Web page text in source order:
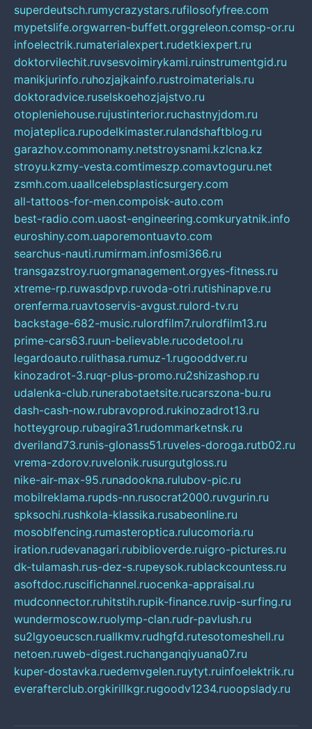
superdeutsch.rumycrazystars.rufilosofyfree.com
mypetslife.orgwarren-buffett.orggreleon.comsp-or.ru
infoelectrik.rumaterialexpert.rudetkiexpert.ru
doktorvilechit.ruvsesvoimirykami.ruinstrumentgid.ru
manikjurinfo.ruhozjajkainfo.rustroimaterials.ru
doktoradvice.ruselskoehozjajstvo.ru
otopleniehouse.rujustinterior.ruchastnyjdom.ru
mojateplica.rupodelkimaster.rulandshaftblog.ru
garazhov.commonamy.netstroysnami.kzlcna.kz
stroyu.kzmy-vesta.comtimeszp.comavtoguru.net
zsmh.com.uaallcelebsplasticsurgery.com
all-tattoos-for-men.compoisk-auto.com
best-radio.com.uaost-engineering.comkuryatnik.info
euroshiny.com.uaporemontuavto.com
searchus-nauti.rumirmam.infosmi366.ru
transgazstroy.ruorgmanagement.orgyes-fitness.ru
xtreme-rp.ruwasdpvp.ruvoda-otri.rutishinapve.ru
orenferma.ruavtoservis-avgust.rulord-tv.ru
backstage-682-music.rulordfilm7.rulordfilm13.ru
prime-cars63.ruun-believable.rucodetool.ru
legardoauto.rulithasa.rumuz-1.rugooddver.ru
kinozadrot-3.ruqr-plus-promo.ru2shizashop.ru
udalenka-club.runerabotaetsite.rucarszona-bu.ru
dash-cash-now.rubravoprod.rukinozadrot13.ru
hotteygroup.rubagira31.rudommarketnsk.ru
dveriland73.runis-glonass51.ruveles-doroga.rutb02.ru
vrema-zdorov.ruvelonik.rusurgutgloss.ru
nike-air-max-95.runadookna.rulubov-pic.ru
mobilreklama.rupds-nn.rusocrat2000.ruvgurin.ru
spksochi.rushkola-klassika.rusabeonline.ru
mosoblfencing.rumasteroptica.rulucomoria.ru
iration.rudevanagari.rubiblioverde.ruigro-pictures.ru
dk-tulamash.rus-dez-s.rupeysok.rublackcountess.ru
asoftdoc.ruscifichannel.ruocenka-appraisal.ru
mudconnector.ruhitstih.rupik-finance.ruvip-surfing.ru
wundermoscow.ruolymp-clan.rudr-pavlush.ru
su2lgyoeucscn.ruallkmv.rudhgfd.rutesotomeshell.ru
netoen.ruweb-digest.ruchanganqiyuana07.ru
kuper-dostavka.ruedemvgelen.ruytyt.ruinfoelektrik.ru
everafterclub.orgkirillkgr.rugoodv1234.ruoopslady.ru